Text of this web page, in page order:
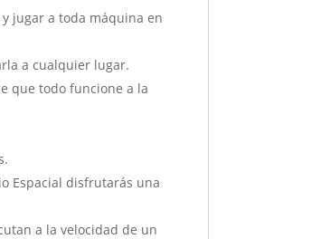
y jugar a toda máquina en
a cualquier lugar.
que todo funcione a la
Espacial disfrutarás una
a la velocidad de un